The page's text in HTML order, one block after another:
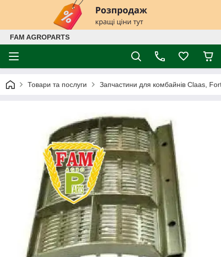
FAM AGROPARTS
Товари та послуги Запчастини для комбайнів Claas,